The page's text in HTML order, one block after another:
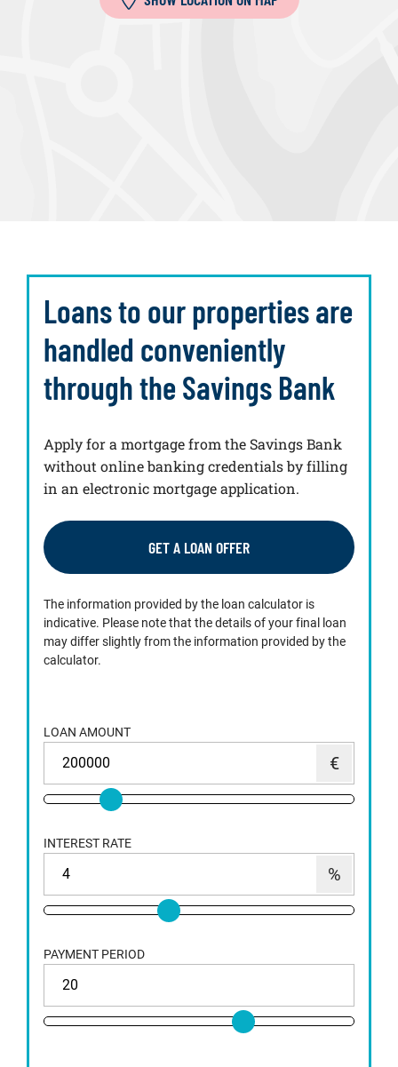
Loans to our properties are
handled conveniently
through the Savings Bank
Apply for a mortgage from the Savings Bank
without online banking credentials by filling
in an electronic mortgage application.
GET A LOAN OFFER
The information provided by the loan calculator is
indicative. Please note that the details of your final loan
may differ slightly from the information provided by the
calculator.
LOAN AMOUNT
INTEREST RATE
PAYMENT PERIOD